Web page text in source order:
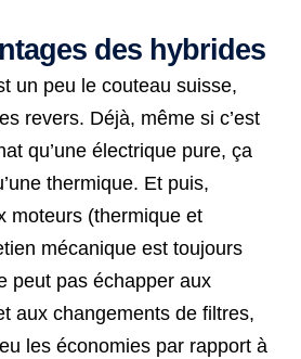
des hybrides
un peu le couteau suisse,
revers. Déjà, même si c’est
qu’une électrique pure, ça
thermique. Et puis,
moteurs (thermique et
mécanique est toujours
peut pas échapper aux
aux changements de filtres,
les économies par rapport à